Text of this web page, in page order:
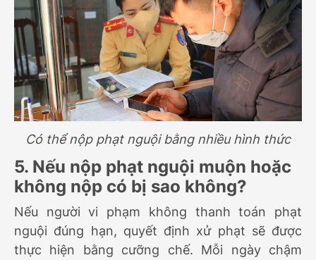
Có thể nộp phạt nguội bằng nhiều hình thức
5. Nếu nộp phạt nguội muộn hoặc
không nộp có bị sao không?
Nếu người vi phạm không thanh toán phạt
nguội đúng hạn, quyết định xử phạt sẽ được
thực hiện bằng cưỡng chế. Mỗi ngày chậm